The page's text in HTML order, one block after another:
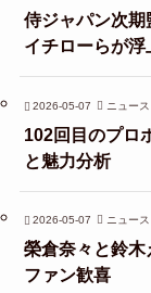
侍ジャパン次
イチローらが浮
2026-05-07 ニュース
102回目のプロ
と魅力分析
2026-05-07 ニュース
榮倉奈々と鈴
ファン歓喜